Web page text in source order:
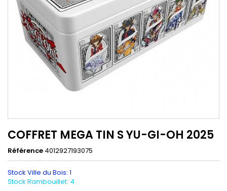
COFFRET MEGA TIN S YU-GI-OH 2025
Référence 4012927193075
Stock Ville du Bois: 1
Stock Rambouillet: 4